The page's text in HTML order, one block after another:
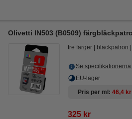
Olivetti IN503 (B0509)
tre färger bläckpatron
Se
EU-lager
Pris per ml
46,4 kr
325 kr